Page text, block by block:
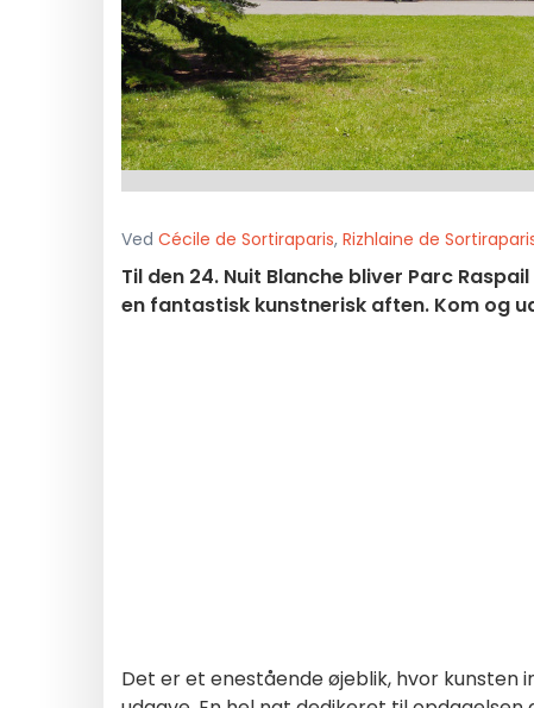
Ved Cécile de Sortiraparis, Rizhlaine de
Til den 24. Nuit Blanche bliver Parc
en fantastisk kunstnerisk aften. Kom og
Det er et enestående øjeblik, hvor kunsten